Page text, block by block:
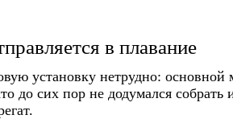
в плавание
установку нетрудно: основной
до сих пор не додумался собрать